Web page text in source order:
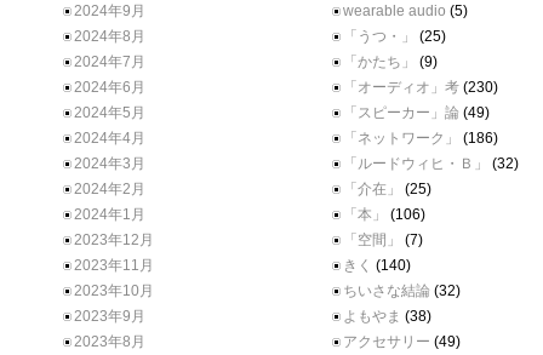
2024年9月
2024年8月
2024年7月
2024年6月
2024年5月
2024年4月
2024年3月
2024年2月
2024年1月
2023年12月
2023年11月
2023年10月
2023年9月
2023年8月
wearable audio (5)
「うつ・」
(25)
「かたち」
(9)
「オーディオ」考 (230)
「スピーカー」論 (49)
「ネットワーク」
(186)
「ルードウィヒ・Ｂ」
(32)
「介在」
(25)
「本」
(106)
「空間」
(7)
きく (140)
ちいさな結論 (32)
よもやま (38)
アクセサリー (49)